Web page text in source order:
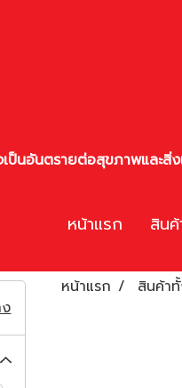
เป็นอันตรายต่อสุขภาพแล
หน้าแรก สิน
หน้าแรก สินค้า